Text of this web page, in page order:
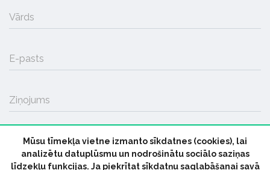
Vārds
E-pasts
Ziņojums
SŪTĪT
Mūsu tīmekļa vietne izmanto sīkdatnes (cookies), lai
analizētu datuplūsmu un nodrošinātu sociālo saziņas
līdzekļu funkcijas. Ja piekrītat sīkdatņu saglabāšanai savā